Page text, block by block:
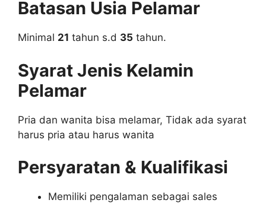
Batasan Usia Pelamar
Minimal 21 tahun s.d 35 tahun.
Syarat Jenis Kelamin
Pelamar
Pria dan wanita bisa melamar, Tidak ada syarat
harus pria atau harus wanita
Persyaratan & Kualifikasi
Memiliki pengalaman sebagai sales